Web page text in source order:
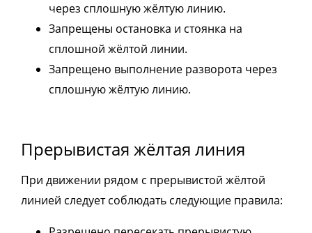
через сплошную жёлтую линию.
Запрещены остановка и стоянка на
сплошной жёлтой линии.
Запрещено выполнение разворота через
сплошную жёлтую линию.
Прерывистая жёлтая линия
При движении рядом с прерывистой жёлтой
линией следует соблюдать следующие правила: